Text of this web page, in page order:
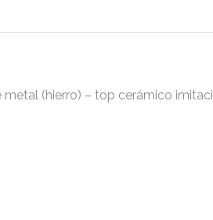
metal (hierro) – top cerámico